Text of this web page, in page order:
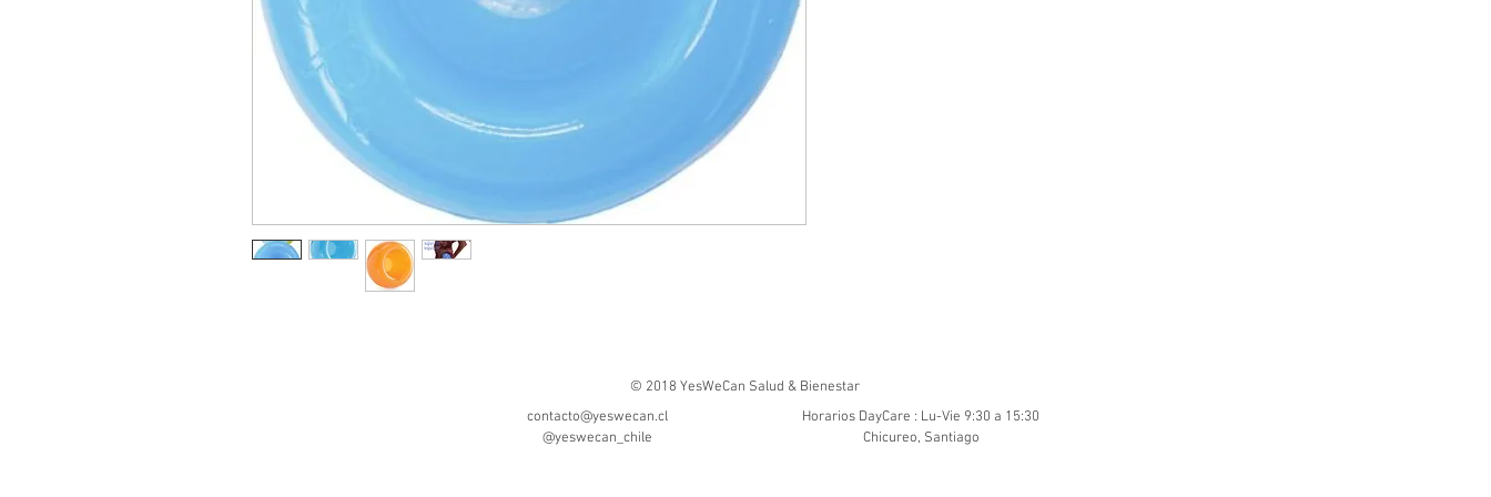
© 2018 YesWeCan Salud & Bienestar
contacto@yeswecan.cl
@yeswecan_chile
Horarios DayCare : Lu-Vie 9:30 a 15:30
Chicureo, Santiago